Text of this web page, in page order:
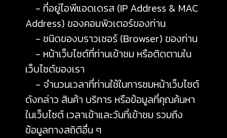
- ที่อยู่ไอพีแอดเดรส (IP Address & MAC
Address) ของคอมพิวเตอร์ของท่าน
- ชนิดของบราวเซอร์ (Browser) ของท่าน
- หน้าเว็บไซต์ที่ท่านเข้าชม หรือติดตามใน
เว็บไซต์ของเรา
- จำนวนเวลาที่ท่านใช้ในการชมหน้าเว็บไซต์
ดังกล่าว สินค้า บริการ หรือข้อมูลที่คุณค้นหา
ในเว็บไซต์ เวลาเข้าและวันที่เข้าชม รวมถึง
ข้อมูลทางสถิติอื่น ๆ